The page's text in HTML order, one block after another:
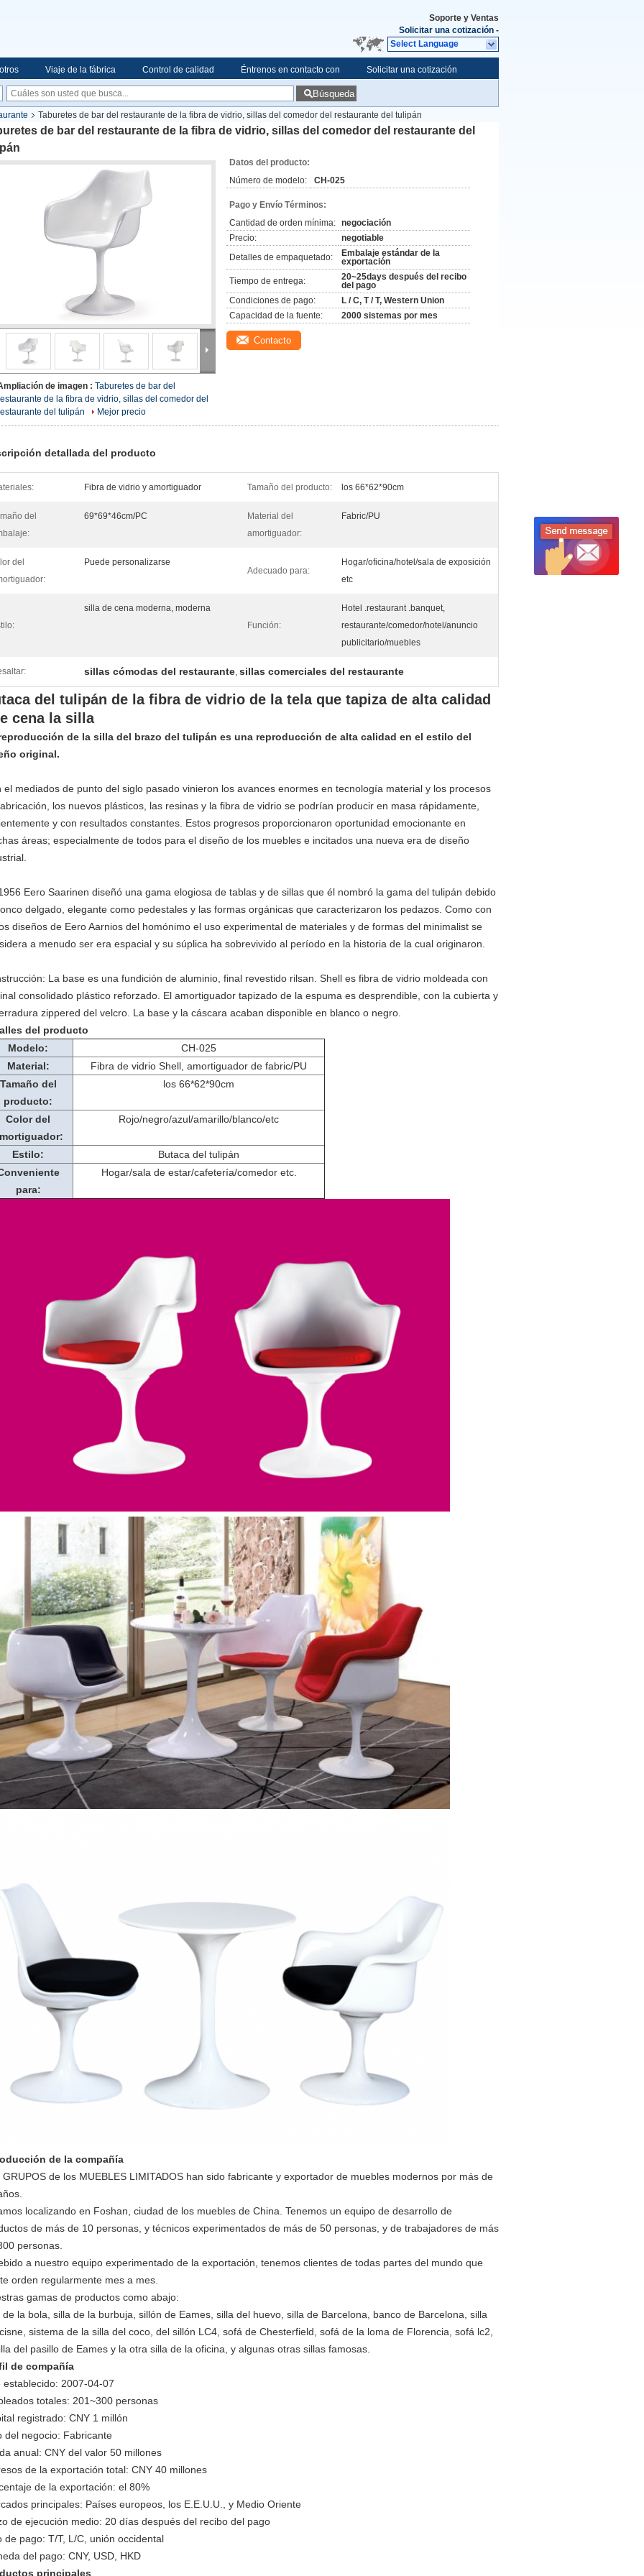
Soporte y Ventas
Solicitar una cotización -
Select Language
Viaje de la fábrica Control de calidad Éntrenos en contacto con Solicitar una cotización
Búsqueda
Taburetes de bar del restaurante de la fibra de vidrio, sillas del comedor del restaurante del tulipán
de bar del restaurante de la fibra de vidrio, sillas del comedor del restaurante del
de imagen : Taburetes de bar del
de la fibra de vidrio, sillas del comedor del
del tulipán
Mejor precio
Datos del producto:
Número de modelo:
CH-025
Pago y Envío Términos:
Cantidad de orden mínima: negociación
Precio:
negotiable
Detalles de empaquetado:
Embalaje estándar de la
exportación
Tiempo de entrega:
20~25days después del recibo
del pago
Condiciones de pago:
L / C, T / T, Western Union
Capacidad de la fuente:
2000 sistemas por mes
Contacto
detallada del producto
Fibra de vidrio y amortiguador Tamaño del producto: los 66*62*90cm
del
69*69*46cm/PC
Material del
amortiguador:
Fabric/PU
del
Puede personalizarse
Adecuado para:
Hogar/oficina/hotel/sala de exposición
etc
silla de cena moderna, moderna
Función:
Hotel .restaurant .banquet,
restaurante/comedor/hotel/anuncio
publicitario/muebles
sillas cómodas del restaurante, sillas comerciales del restaurante
del tulipán de la fibra de vidrio de la tela que tapiza de alta calidad
cena la silla
de la silla del brazo del tulipán es una reproducción de alta calidad en el estilo del
original.
el mediados de punto del siglo pasado vinieron los avances enormes en tecnología material y los procesos
los nuevos plásticos, las resinas y la fibra de vidrio se podrían producir en masa rápidamente,
y con resultados constantes. Estos progresos proporcionaron oportunidad emocionante en
áreas; especialmente de todos para el diseño de los muebles e incitados una nueva era de diseño
Eero Saarinen diseñó una gama elogiosa de tablas y de sillas que él nombró la gama del tulipán debido
delgado, elegante como pedestales y las formas orgánicas que caracterizaron los pedazos. Como con
diseños de Eero Aarnios del homónimo el uso experimental de materiales y de formas del minimalist se
a menudo ser era espacial y su súplica ha sobrevivido al período en la historia de la cual originaron.
La base es una fundición de aluminio, final revestido rilsan. Shell es fibra de vidrio moldeada con
consolidado plástico reforzado. El amortiguador tapizado de la espuma es desprendible, con la cubierta y
zippered del velcro. La base y la cáscara acaban disponible en blanco o negro.
del producto
Modelo:
CH-025
Material:
Fibra de vidrio Shell, amortiguador de fabric/PU
Tamaño del
producto:
los 66*62*90cm
Color del
Rojo/negro/azul/amarillo/blanco/etc
Estilo:
Butaca del tulipán
para:
Hogar/sala de estar/cafetería/comedor etc.
de la compañía
GRUPOS de los MUEBLES LIMITADOS han sido fabricante y exportador de muebles modernos por más de
localizando en Foshan, ciudad de los muebles de China. Tenemos un equipo de desarrollo de
de más de 10 personas, y técnicos experimentados de más de 50 personas, y de trabajadores de más
personas.
a nuestro equipo experimentado de la exportación, tenemos clientes de todas partes del mundo que
orden regularmente mes a mes.
gamas de productos como abajo:
de la bola, silla de la burbuja, sillón de Eames, silla del huevo, silla de Barcelona, banco de Barcelona, silla
sistema de la silla del coco, del sillón LC4, sofá de Chesterfield, sofá de la loma de Florencia, sofá lc2,
del pasillo de Eames y la otra silla de la oficina, y algunas otras sillas famosas.
de compañía
establecido: 2007-04-07
totales: 201~300 personas
registrado: CNY 1 millón
del negocio: Fabricante
anual: CNY del valor 50 millones
de la exportación total: CNY 40 millones
de la exportación: el 80%
principales: Países europeos, los E.E.U.U., y Medio Oriente
de ejecución medio: 20 días después del recibo del pago
de pago: T/T, L/C, unión occidental
del pago: CNY, USD, HKD
principales